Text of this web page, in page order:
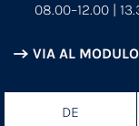
08.00–12.00 |
VIA AL
DE